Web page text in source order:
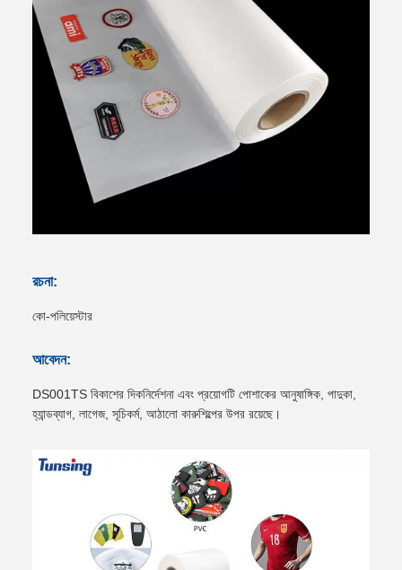
রচনা:
কো-পলিয়েস্টার
আবেদন:
DS001TS বিকাশের দিকনির্দেশনা এবং প্রয়োগটি পোশাকের আনুষাঙ্গিক, পাদুকা,
হ্যান্ডব্যাগ, লাগেজ, সূচিকর্ম, আঠালো কারুশিল্পের উপর রয়েছে।